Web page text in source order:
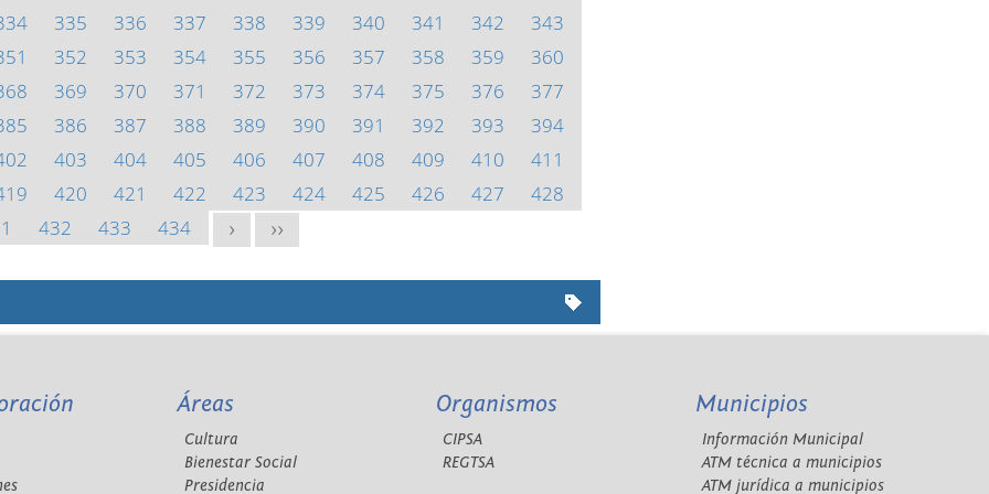
335 336 337 338 339 340 341 342
343
352 353 354 355 356 357 358 359
360
369 370 371 372 373 374 375 376
377
386 387 388 389 390 391 392 393
394
403 404 405 406 407 408 409 410
411
420 421 422 423 424 425 426 427
428
432 433 434 > >>
Áreas
Cultura
Bienestar Social
Presidencia
Organismos
CIPSA
REGTSA
Municipios
Información Municipal
ATM técnica a municipios
ATM jurídica a municipios